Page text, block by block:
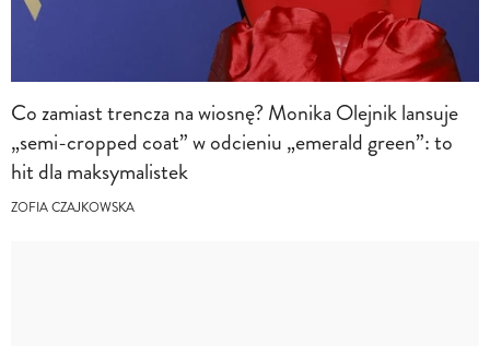
Co zamiast trencza na wiosnę? Monika Olejnik lansuje
„semi-cropped coat” w odcieniu „emerald green”: to
hit dla maksymalistek
ZOFIA CZAJKOWSKA